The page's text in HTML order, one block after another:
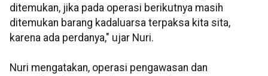
ditemukan, jika pada operasi berikutnya masih
ditemukan barang kadaluarsa terpaksa kita sita,
karena ada perdanya," ujar Nuri.
Nuri mengatakan, operasi pengawasan dan